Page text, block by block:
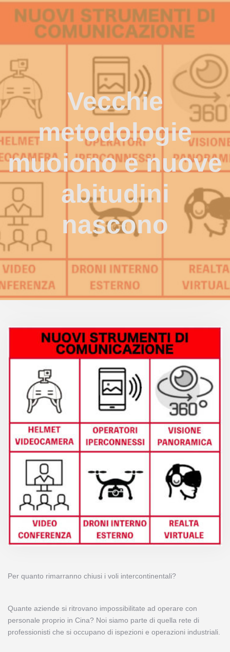
Vecchie
metodologie
muoiono e nuove
abitudini
nascono
Per quanto rimarranno chiusi i voli intercontinentali?
Quante aziende si ritrovano impossibilitate ad operare con
personale proprio in Cina? Noi siamo parte di quella rete di
professionisti che si occupano di ispezioni e operazioni industriali.